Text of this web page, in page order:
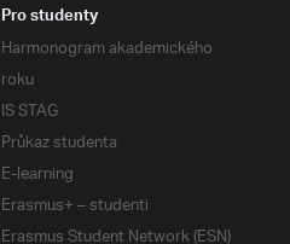
Pro studenty
Harmonogram akademického
roku
IS STAG
Průkaz studenta
E-learning
Erasmus+ – studenti
Erasmus Student Network (ESN)